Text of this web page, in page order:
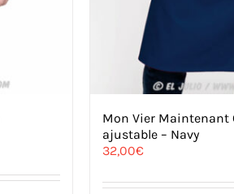
Mon Vier Maintenant
ajustable – Navy
32,00€